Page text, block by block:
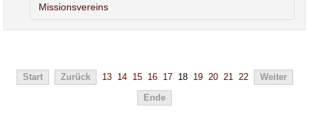
Missionsvereins
Start Zurück 13 14 15 16 17 18 19 20 21 22 Weiter
Ende